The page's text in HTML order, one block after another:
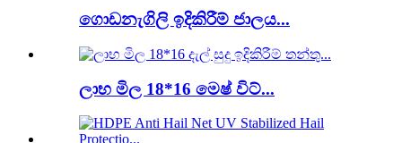
ගොඩනැගිලි ඉදිකිරීම් ජාලය...
ලාභ මිල 18*16 මෙෂ් විට්...